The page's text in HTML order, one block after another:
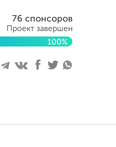
76 спонсоров
Проект завершен
100%